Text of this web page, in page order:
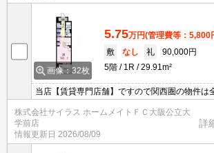
画像：32枚
5.75万円(管理費等：5,800
敷
なし 礼
90,000円
5階
1R 29.91m²
当店【賃貸専門店舗】ですので関西圏の物件は
い！どこにある物件でも当店までお気軽にお問
せ♪初期費用がご心配な方はクレジット決済が可
お部屋探し頂けます。
株式会社サイラス ホームメイトＦＣ大阪公立大
学前店
情報更新日 2026/08/09
詳